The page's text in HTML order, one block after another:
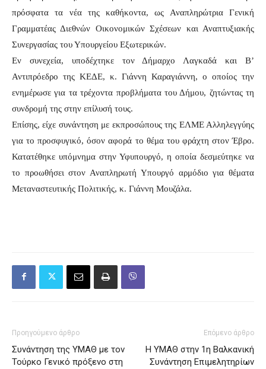
πρόσφατα τα νέα της καθήκοντα, ως Αναπληρώτρια Γενική
Γραμματέας Διεθνών Οικονομικών Σχέσεων και Αναπτυξιακής
Συνεργασίας του Υπουργείου Εξωτερικών.
Εν συνεχεία, υποδέχτηκε τον Δήμαρχο Λαγκαδά και Β’
Αντιπρόεδρο της ΚΕΔΕ, κ. Γιάννη Καραγιάννη, ο οποίος την
ενημέρωσε για τα τρέχοντα προβλήματα του Δήμου, ζητώντας τη
συνδρομή της στην επίλυσή τους.
Επίσης, είχε συνάντηση με εκπροσώπους της ΕΛΜΕ Αλληλεγγύης
για το προσφυγικό, όσον αφορά το θέμα του φράχτη στον Έβρο.
Κατατέθηκε υπόμνημα στην Υφυπουργό, η οποία δεσμεύτηκε να
το προωθήσει στον Αναπληρωτή Υπουργό αρμόδιο για θέματα
Μεταναστευτικής Πολιτικής, κ. Γιάννη Μουζάλα.
Προηγούμενο άρθρο
Συνάντηση της ΥΜΑΘ με τον
Τούρκο Γενικό πρόξενο στη
Επόμενο άρθρο
Η ΥΜΑΘ στην 1η Βαλκανική
Συνάντηση Επιμελητηρίων